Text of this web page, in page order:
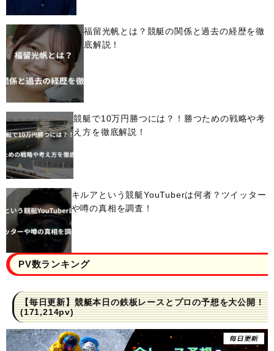
福留光帆とは？競艇の関係と過去の経歴を徹
底解説！
競艇で10万円勝つには？！勝つための戦略や考
え方を徹底解説！
キルアという競艇YouTuberは何者？ツイッター
や噂の真相を調査！
PV数ランキング
【毎日更新】競艇本日の鉄板レースとプロの予想を大公開！
(171,214pv)